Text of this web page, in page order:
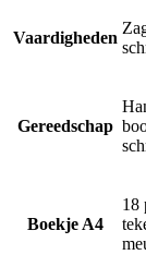
Vaardigheden
Gereedschap
Boekje A4
18